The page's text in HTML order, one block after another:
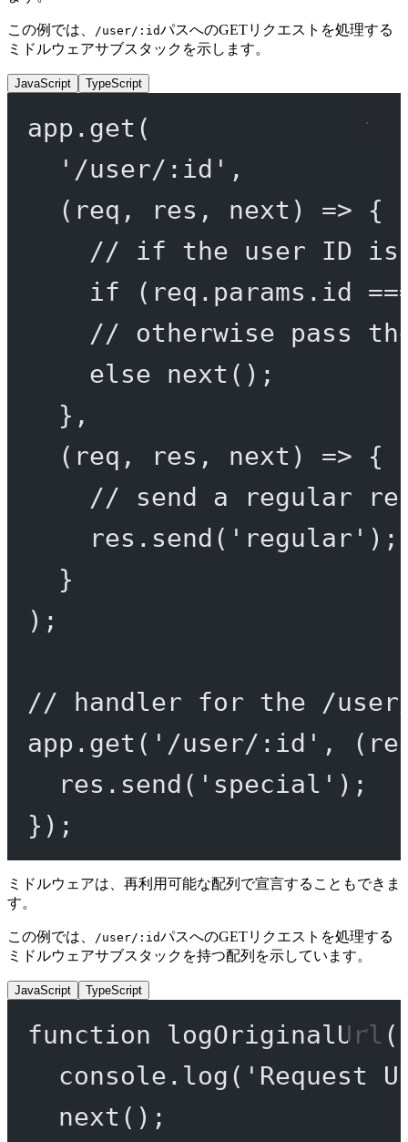
この例では、 /user/:idパスへのGETリクエストを処理する
ミドルウェアサブスタックを示します。
JavaScript TypeScript
app. get (
'/user/:id' ,
( req , res , next ) => {
// if the user ID is
if (req.params.id
// otherwise pass
else
next ();
},
( req , res , next ) => {
// send a regular
res. send ( 'regular' );
}
);
// handler for the /user/
app. get ( '/user/:id' , (
res. send ( 'special' );
});
ミドルウェアは、再利用可能な配列で宣言することもできま
す。
この例では、 /user/:idパスへのGETリクエストを処理する
ミドルウェアサブスタックを持つ配列を示しています。
JavaScript TypeScript
function logOriginalUrl (
console. log ( 'Request
next ();